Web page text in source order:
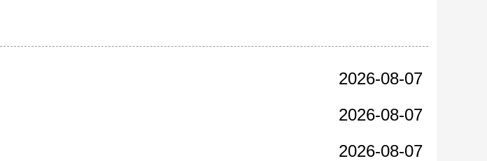
2026-08-07
2026-08-07
2026-08-07